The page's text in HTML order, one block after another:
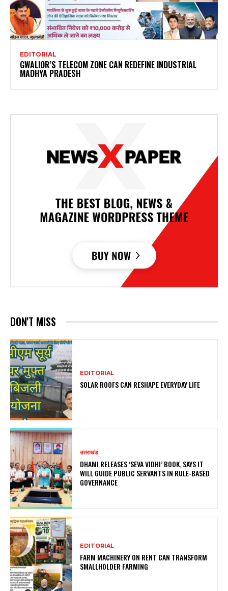
EDITORIAL
GWALIOR’S TELECOM ZONE CAN REDEFINE INDUSTRIAL
MADHYA PRADESH
DON'T MISS
EDITORIAL
SOLAR ROOFS CAN RESHAPE EVERYDAY LIFE
उत्तराखंड
DHAMI RELEASES ‘SEVA VIDHI’ BOOK, SAYS IT
WILL GUIDE PUBLIC SERVANTS IN RULE-BASED
GOVERNANCE
EDITORIAL
FARM MACHINERY ON RENT CAN TRANSFORM
SMALLHOLDER FARMING